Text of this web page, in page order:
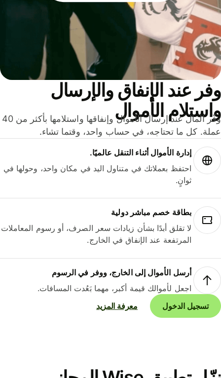
عند الإنفاق والإرسال
الأموال
وفّر المال عند إرسال الأموال وإنفاقها واستلامها بأكثر من 40
كل ما تحتاجه، في حساب واحد، وقتما تشاء.
إدارة الأموال أثناء التنقل عالميًا.
احتفظ بعملاتك في متناول اليد في مكان واحد، وحولها في
ثوانٍ.
بطاقة خصم مباشر دولية
لا تقلق أبدًا بشأن زيادات سعر الصرف، أو رسوم المعاملات
المرتفعة عند الإنفاق في الخارج.
أرسل الأموال إلى الخارج، ووفر في الرسوم
اجعل لأموالك قيمة أكبر، مهما بَعُدت المسافات.
تسجيل الدخول
معرفة المزيد